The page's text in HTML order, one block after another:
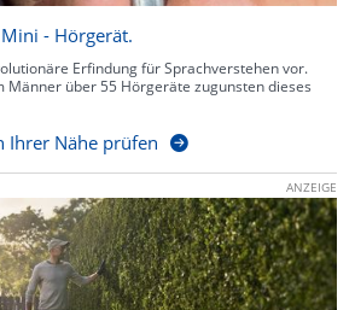
- Hörgerät.
Erfindung für Sprachverstehen vor.
Männer über 55 Hörgeräte zugunsten dieses
Ihrer Nähe prüfen
ANZEIGE